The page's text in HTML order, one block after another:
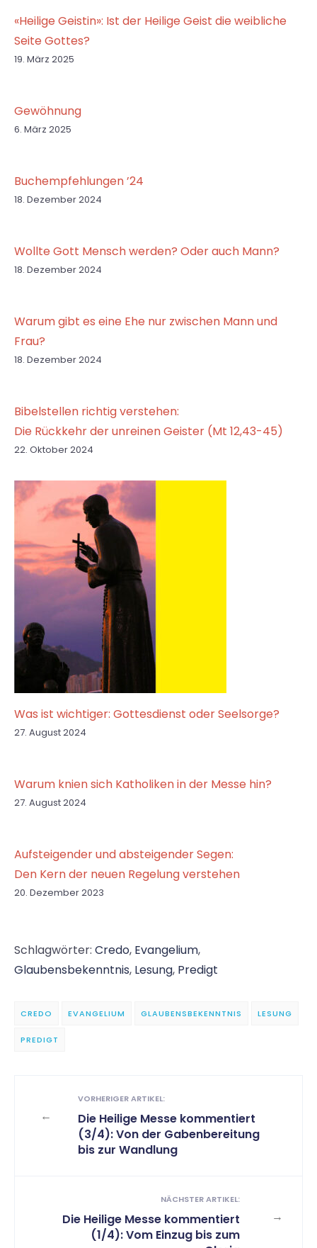
«Heilige Geistin»: Ist der Heilige Geist die weibliche
Seite Gottes?
19. März 2025
Gewöhnung
6. März 2025
Buchempfehlungen ’24
18. Dezember 2024
Wollte Gott Mensch werden? Oder auch Mann?
18. Dezember 2024
Warum gibt es eine Ehe nur zwischen Mann und
Frau?
18. Dezember 2024
Bibelstellen richtig verstehen:
Die Rückkehr der unreinen Geister (Mt 12,43-45)
22. Oktober 2024
Was ist wichtiger: Gottesdienst oder Seelsorge?
27. August 2024
Warum knien sich Katholiken in der Messe hin?
27. August 2024
Aufsteigender und absteigender Segen:
Den Kern der neuen Regelung verstehen
20. Dezember 2023
Schlagwörter: Credo, Evangelium,
Glaubensbekenntnis, Lesung, Predigt
CREDO EVANGELIUM GLAUBENSBEKENNTNIS LESUNG
PREDIGT
←
VORHERIGER ARTIKEL:
Die Heilige Messe kommentiert
(3/4): Von der Gabenbereitung
bis zur Wandlung
→
NÄCHSTER ARTIKEL:
Die Heilige Messe kommentiert
(1/4): Vom Einzug bis zum